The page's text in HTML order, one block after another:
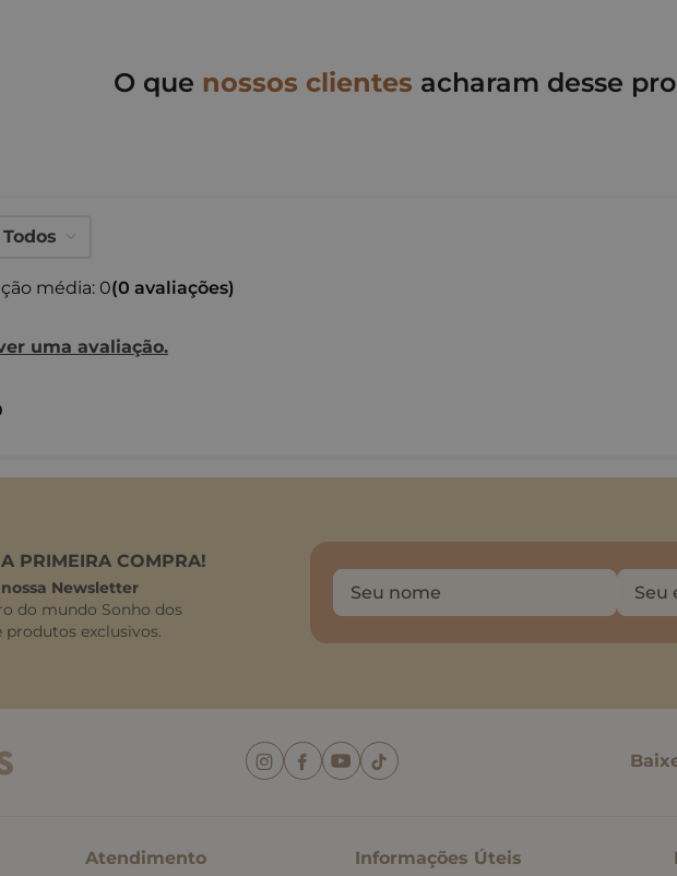
O que nossos clientes acharam desse
média: 0(0 avaliações)
uma avaliação.
Todos
PRIMEIRA COMPRA!
Newsletter
do mundo Sonho dos
produtos exclusivos.
Atendimento Informações Úteis